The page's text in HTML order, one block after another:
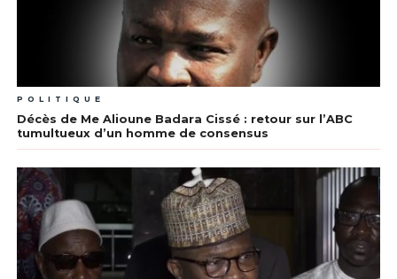
POLITIQUE
Décès de Me Alioune Badara Cissé : retour sur l’ABC
tumultueux d’un homme de consensus